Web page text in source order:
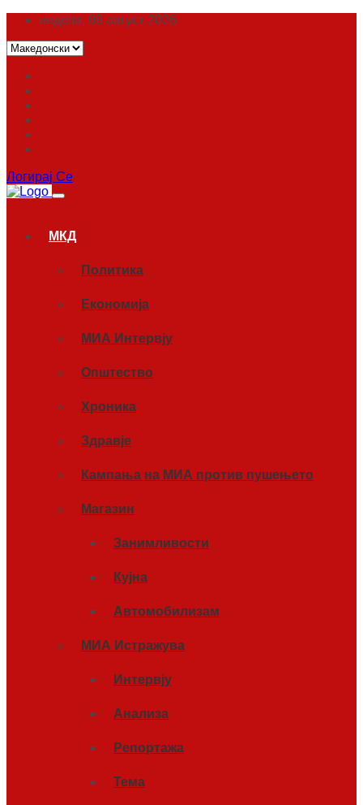
недела, 09 август 2026
Логирај Се
МКД
Политика
Економија
МИА Интервју
Општество
Хроника
Здравје
Кампања на МИА против пушењето
Магазин
Занимливости
Кујна
Автомобилизам
МИА Истражува
Интервју
Анализа
Репортажа
Тема